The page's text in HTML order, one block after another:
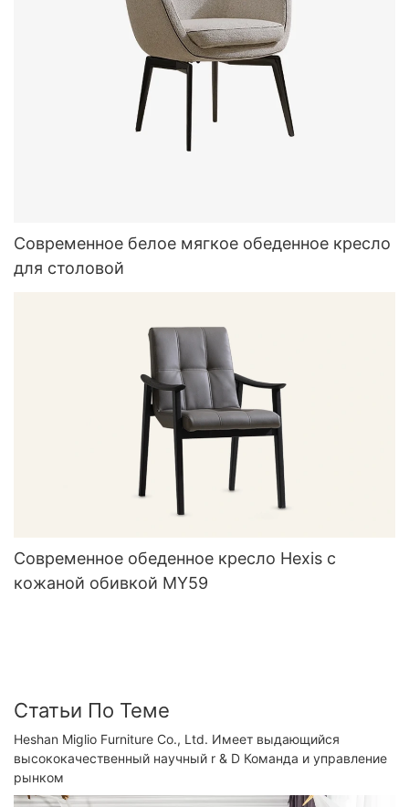
Современное белое мягкое обеденное кресло
для столовой
Современное обеденное кресло Hexis с
кожаной обивкой MY59
Статьи По Теме
Heshan Miglio Furniture Co., Ltd. Имеет выдающийся
высококачественный научный r & D Команда и управление
рынком